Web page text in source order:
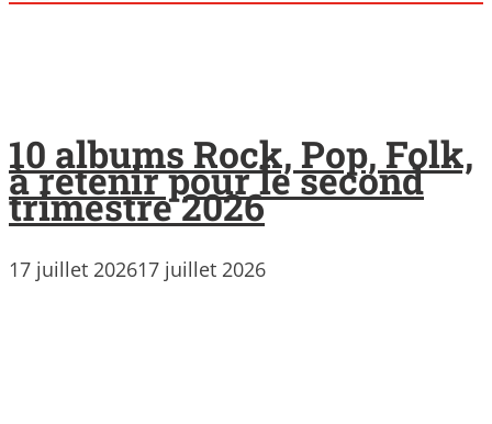
10 albums Rock, Pop, Folk,
à retenir pour le second
trimestre 2026
17 juillet 202617 juillet 2026